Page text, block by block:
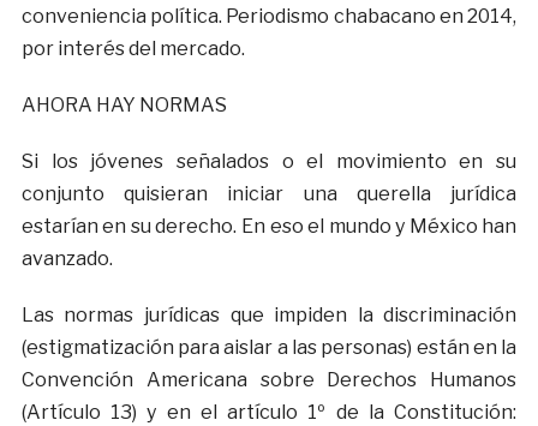
conveniencia política. Periodismo chabacano en 2014,
por interés del mercado.
AHORA HAY NORMAS
Si los jóvenes señalados o el movimiento en su
conjunto quisieran iniciar una querella jurídica
estarían en su derecho. En eso el mundo y México han
avanzado.
Las normas jurídicas que impiden la discriminación
(estigmatización para aislar a las personas) están en la
Convención Americana sobre Derechos Humanos
(Artículo 13) y en el artículo 1º de la Constitución: